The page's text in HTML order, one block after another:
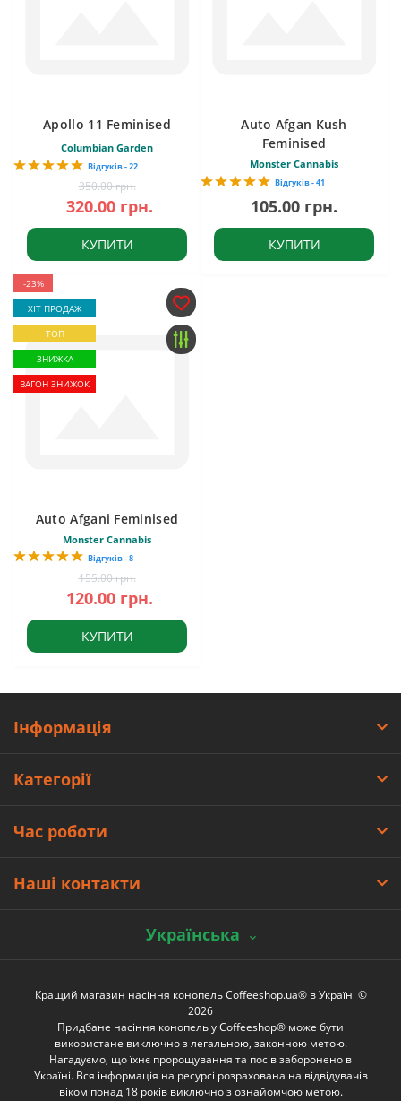
Apollo 11 Feminised
Columbian Garden
Відгуків - 22
350.00 грн.
320.00 грн.
КУПИТИ
Auto Afgan Kush
Feminised
Monster Cannabis
Відгуків - 41
105.00 грн.
КУПИТИ
-23%
ХІТ ПРОДАЖ
ТОП
ЗНИЖКА
ВАГОН ЗНИЖОК
Auto Afgani Feminised
Monster Cannabis
Відгуків - 8
155.00 грн.
120.00 грн.
КУПИТИ
Інформація
Категорії
Час роботи
Наші контакти
Українська
Кращий магазин насіння конопель Coffeeshop.ua® в Україні ©
2026
Придбане насіння конопель у Coffeeshop® може бути
використане виключно з легальною, законною метою.
Нагадуємо, що їхнє пророщування та посів заборонено в
Україні. Вся інформація на ресурсі розрахована на відвідувачів
віком понад 18 років виключно з ознайомчою метою.